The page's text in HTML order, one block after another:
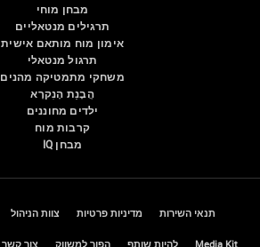
מבחן מוחי
תרגילים מנטאליים
אימון מוח מותאם אישית
תרגול מנטאלי
משחקי מתמטיקה מהנים
הֲבָנַת הָנִקרָא
ילדים מחוננים
קרבות מוח
מבחן IQ
תנאי השירות מדיניות פרטיות צוות הניהול
Media Kit להיות שותף הפוך למשווק צור קשר